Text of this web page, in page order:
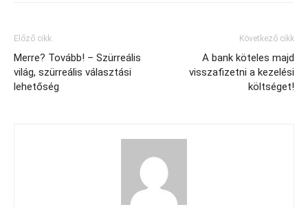
Előző cikk
Merre? Tovább! – Szürreális
világ, szürreális választási
lehetőség
Következő cikk
A bank köteles majd
visszafizetni a kezelési
költséget!